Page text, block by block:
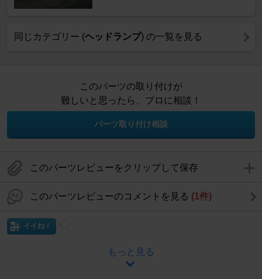
同じカテゴリー (ヘッドランプ) の一覧を見る
このパーツの取り付けが
難しいと思ったら、プロに相談！
パーツ取り付け相談
このパーツレビューをクリップして保存
このパーツレビューのコメントを見る (1件)
イイね！
もっと見る